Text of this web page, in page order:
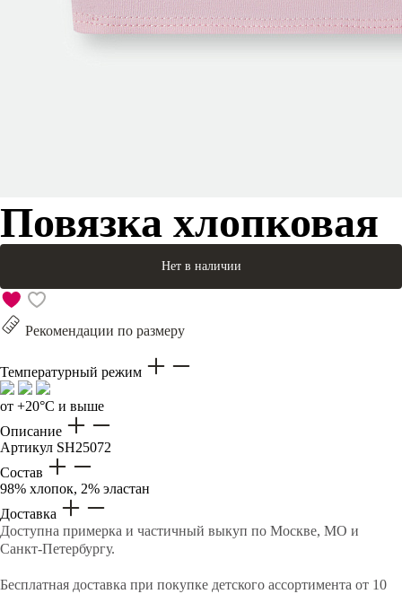
Повязка хлопковая
Нет в наличии
Рекомендации по размеру
Температурный режим
от +20°C и выше
Описание
Артикул SH25072
Состав
98% хлопок, 2% эластан
Доставка
Доступна примерка и частичный выкуп по Москве, МО и
Санкт-Петербургу.
Бесплатная доставка при покупке детского ассортимента от 10